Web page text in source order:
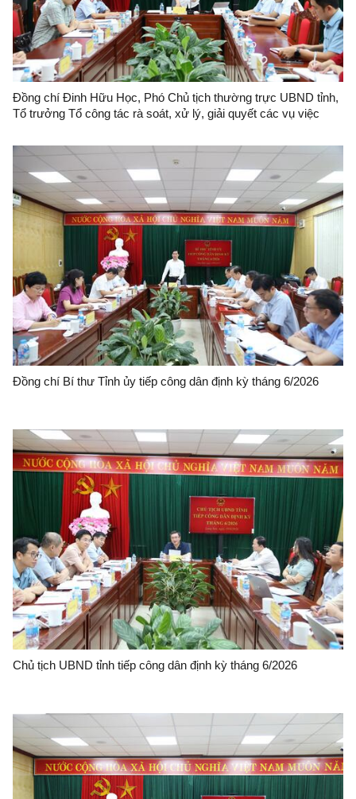
Đồng chí Đinh Hữu Học, Phó Chủ tịch thường trực UBND tỉnh,
Tổ trưởng Tổ công tác rà soát, xử lý, giải quyết các vụ việc
Lạng Sơn tổ chức đối thoại với bà Nông Thị Hoà.
Đồng chí Bí thư Tỉnh ủy tiếp công dân định kỳ tháng 6/2026
Chủ tịch UBND tỉnh tiếp công dân định kỳ tháng 6/2026